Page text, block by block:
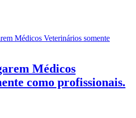
Médicos
como profissionais.